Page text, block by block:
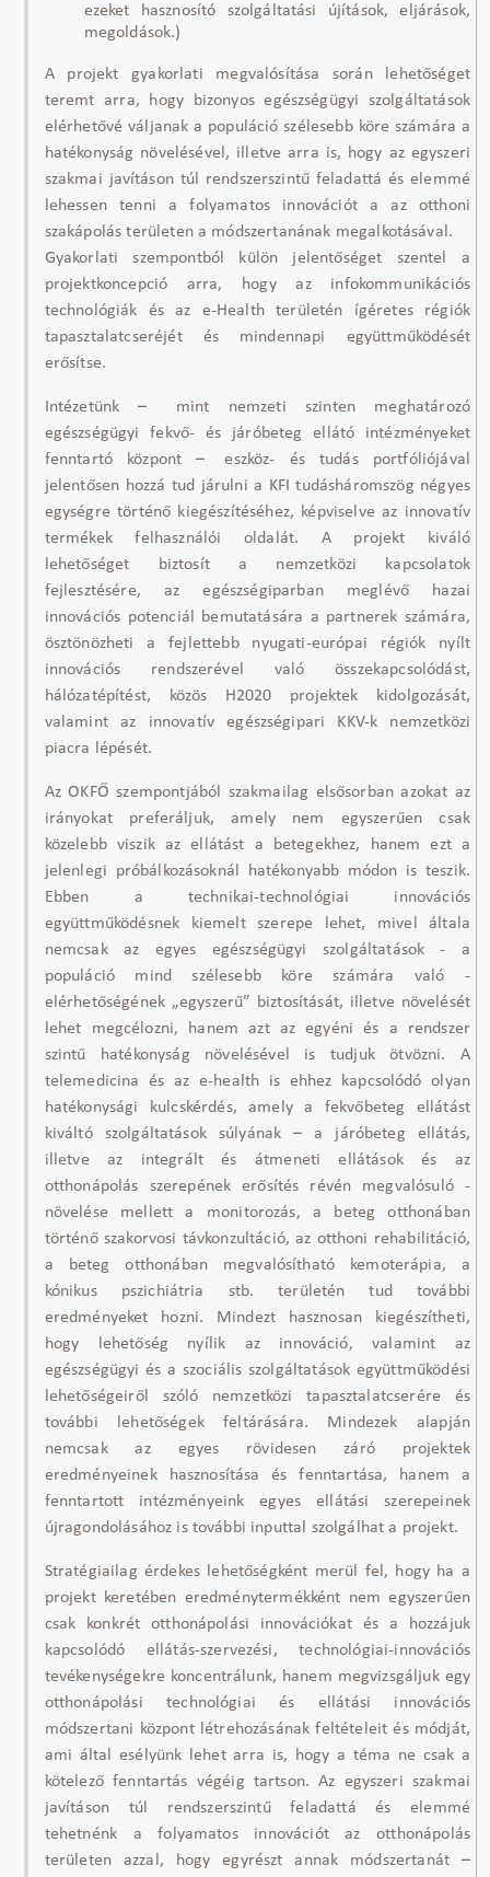
ezeket hasznosító szolgáltatási újítások, eljárások,
megoldások.)
A projekt gyakorlati megvalósítása során lehetőséget
teremt arra, hogy bizonyos egészségügyi szolgáltatások
elérhetővé váljanak a populáció szélesebb köre számára a
hatékonyság növelésével, illetve arra is, hogy az egyszeri
szakmai javításon túl rendszerszintű feladattá és elemmé
lehessen tenni a folyamatos innovációt a az otthoni
szakápolás területen a módszertanának megalkotásával.
Gyakorlati szempontból külön jelentőséget szentel a
projektkoncepció arra, hogy az infokommunikációs
technológiák és az e-Health területén ígéretes régiók
tapasztalatcseréjét és mindennapi együttműködését
erősítse.
Intézetünk ̶ mint nemzeti szinten meghatározó
egészségügyi fekvő- és járóbeteg ellátó intézményeket
fenntartó központ ̶ eszköz- és tudás portfóliójával
jelentősen hozzá tud járulni a KFI tudásháromszög négyes
egységre történő kiegészítéséhez, képviselve az innovatív
termékek felhasználói oldalát. A projekt kiváló
lehetőséget biztosít a nemzetközi kapcsolatok
fejlesztésére, az egészségiparban meglévő hazai
innovációs potenciál bemutatására a partnerek számára,
ösztönözheti a fejlettebb nyugati-európai régiók nyílt
innovációs rendszerével való összekapcsolódást,
hálózatépítést, közös H2020 projektek kidolgozását,
valamint az innovatív egészségipari KKV-k nemzetközi
piacra lépését.
Az OKFŐ szempontjából szakmailag elsősorban azokat az
irányokat preferáljuk, amely nem egyszerűen csak
közelebb viszik az ellátást a betegekhez, hanem ezt a
jelenlegi próbálkozásoknál hatékonyabb módon is teszik.
Ebben a technikai-technológiai innovációs
együttműködésnek kiemelt szerepe lehet, mivel általa
nemcsak az egyes egészségügyi szolgáltatások - a
populáció mind szélesebb köre számára való -
elérhetőségének „egyszerű” biztosítását, illetve növelését
lehet megcélozni, hanem azt az egyéni és a rendszer
szintű hatékonyság növelésével is tudjuk ötvözni. A
telemedicina és az e-health is ehhez kapcsolódó olyan
hatékonysági kulcskérdés, amely a fekvőbeteg ellátást
kiváltó szolgáltatások súlyának – a járóbeteg ellátás,
illetve az integrált és átmeneti ellátások és az
otthonápolás szerepének erősítés révén megvalósuló -
növelése mellett a monitorozás, a beteg otthonában
történő szakorvosi távkonzultáció, az otthoni rehabilitáció,
a beteg otthonában megvalósítható kemoterápia, a
kónikus pszichiátria stb. területén tud további
eredményeket hozni. Mindezt hasznosan kiegészítheti,
hogy lehetőség nyílik az innováció, valamint az
egészségügyi és a szociális szolgáltatások együttműködési
lehetőségeiről szóló nemzetközi tapasztalatcserére és
további lehetőségek feltárására. Mindezek alapján
nemcsak az egyes rövidesen záró projektek
eredményeinek hasznosítása és fenntartása, hanem a
fenntartott intézményeink egyes ellátási szerepeinek
újragondolásához is további inputtal szolgálhat a projekt.
Stratégiailag érdekes lehetőségként merül fel, hogy ha a
projekt keretében eredménytermékként nem egyszerűen
csak konkrét otthonápolási innovációkat és a hozzájuk
kapcsolódó ellátás-szervezési, technológiai-innovációs
tevékenységekre koncentrálunk, hanem megvizsgáljuk egy
otthonápolási technológiai és ellátási innovációs
módszertani központ létrehozásának feltételeit és módját,
ami által esélyünk lehet arra is, hogy a téma ne csak a
kötelező fenntartás végéig tartson. Az egyszeri szakmai
javításon túl rendszerszintű feladattá és elemmé
tehetnénk a folyamatos innovációt az otthonápolás
területen azzal, hogy egyrészt annak módszertanát –